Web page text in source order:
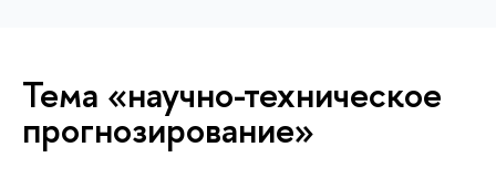
Тема «научно-техническое
прогнозирование»